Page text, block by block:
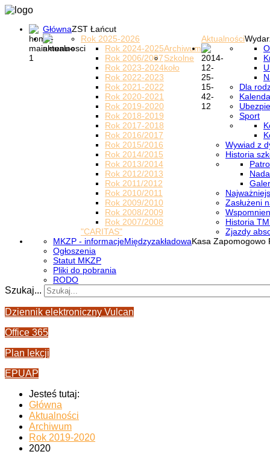
GłównaZST Łańcut
Aktualności
Rok 2025-2026
Archiwum
Rok 2024-2025
Rok 2006/2007
Rok 2023-2024
Rok 2022-2023
Rok 2021-2022
Rok 2020-2021
Rok 2019-2020
Rok 2018-2019
Rok 2017-2018
Rok 2016/2017
Rok 2015/2016
Rok 2014/2015
Rok 2013/2014
Rok 2012/2013
Rok 2011/2012
Rok 2010/2011
Rok 2009/2010
Rok 2008/2009
Rok 2007/2008
Szkolne
koło
"CARITAS"
Dla
Sport
Wywiad z
Historia
Zasłużeni
Historia
Zjazdy
MiędzyzakładowaKasa Zapomogowo
MKZP - informacje
Ogłoszenia
Statut MKZP
Pliki do pobrania
RODO
Szukaj...
Dziennik elektroniczny Vulcan
Office 365
Plan lekcji
EPUAP
Jesteś tutaj:
Główna
Aktualności
Archiwum
Rok 2019-2020
2020